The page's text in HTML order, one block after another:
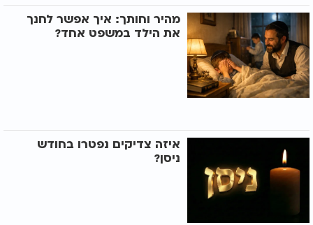
מהיר וחותך: איך אפשר לחנך
את הילד במשפט אחד?
איזה צדיקים נפטרו בחודש
ניסן?